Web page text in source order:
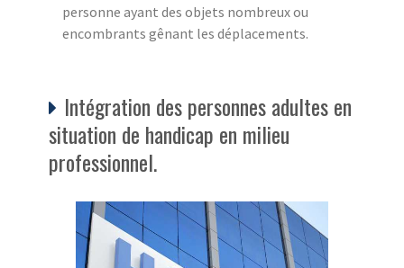
personne ayant des objets nombreux ou
encombrants gênant les déplacements.
Intégration des personnes adultes en
situation de handicap en milieu
professionnel.